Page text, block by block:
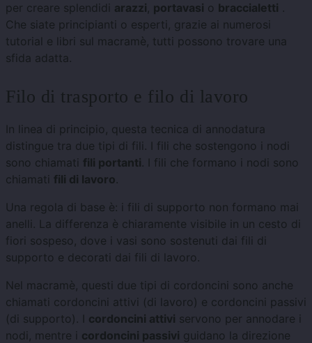
per creare splendidi arazzi, portavasi o braccialetti .
Che siate principianti o esperti, grazie ai numerosi
tutorial e libri sul macramè, tutti possono trovare una
sfida adatta.
Filo di trasporto e filo di lavoro
In linea di principio, questa tecnica di annodatura
distingue tra due tipi di fili. I fili che sostengono i nodi
sono chiamati fili portanti. I fili che formano i nodi sono
chiamati fili di lavoro.
Una regola di base è: i fili di supporto non formano mai
anelli. La differenza è chiaramente visibile in un cesto di
fiori sospeso, dove i vasi sono sostenuti dai fili di
supporto e decorati dai fili di lavoro.
Nel macramè, questi due tipi di cordoncini sono anche
chiamati cordoncini attivi (di lavoro) e cordoncini passivi
(di supporto). I cordoncini attivi servono per annodare i
nodi, mentre i cordoncini passivi guidano la direzione